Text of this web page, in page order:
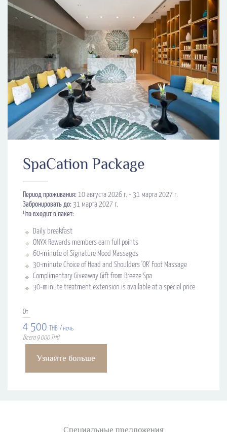
SpaCation Package
Период проживания: 10 августа 2026 г. - 31 марта 2027 г.
Забронировать до: 31 марта 2027 г.
Что входит в пакет:
Daily breakfast
ONYX Rewards members earn full points
60-minute of Signature Mood Massages
30-minute Choice of Head and Shoulders 'OR' Foot Massage
Complimentary Giveaway Gift from Breeze Spa
30‑minute treatment extension is available at a special price
От
4 500 THB / ночь
Всего 9 000 THB
Узнайте больше
Специальные предложения